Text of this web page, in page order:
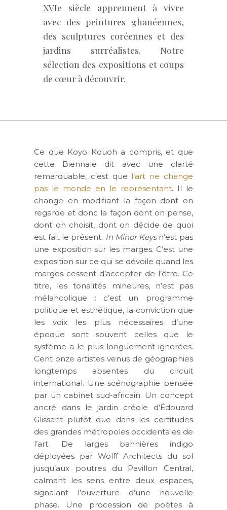
XVIe siècle apprennent à vivre
avec des peintures ghanéennes,
des sculptures coréennes et des
jardins surréalistes. Notre
sélection des expositions et coups
de cœur à découvrir.
Ce que Koyo Kouoh a compris, et que
cette Biennale dit avec une clarté
remarquable, c’est que l’art ne change
pas le monde en le représentant. Il le
change en modifiant la façon dont on
regarde et donc la façon dont on pense,
dont on choisit, dont on décide de quoi
est fait le présent. In Minor Keysn’est pas
une exposition sur les marges. C’est une
exposition sur ce qui se dévoile quand les
marges cessent d’accepter de l’être. Ce
titre, les tonalités mineures, n’est pas
mélancolique : c’est un programme
politique et esthétique, la conviction que
les voix les plus nécessaires d’une
époque sont souvent celles que le
système a le plus longuement ignorées.
Cent onze artistes venus de géographies
longtemps absentes du circuit
international. Une scénographie pensée
par un cabinet sud-africain. Un concept
ancré dans le jardin créole d’Édouard
Glissant plutôt que dans les certitudes
des grandes métropoles occidentales de
l’art. De larges bannières indigo
déployées par Wolff Architects du sol
jusqu’aux poutres du Pavillon Central,
calmant les sens entre deux espaces,
signalant l’ouverture d’une nouvelle
phase. Une procession de poètes à